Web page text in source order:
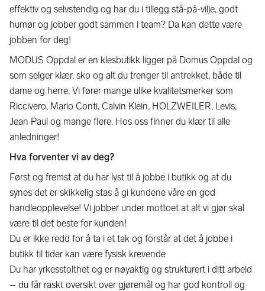
effektiv og selvstendig og har du i tillegg stå-på-vilje, godt
humør og jobber godt sammen i team? Da kan dette være
jobben for deg!
MODUS Oppdal er en klesbutikk ligger på Domus Oppdal og
som selger klær, sko og alt du trenger til antrekket, både til
dame og herre. Vi fører mange ulike kvalitetsmerker som
Riccivero, Mario Conti, Calvin Klein, HOLZWEILER, Levis,
Jean Paul og mange flere. Hos oss finner du klær til alle
anledninger!
Hva forventer vi av deg?
Først og fremst at du har lyst til å jobbe i butikk og at du
synes det er skikkelig stas å gi kundene våre en god
handleopplevelse! Vi jobber under mottoet at alt vi gjør skal
være til det beste for kunden!
Du er ikke redd for å ta i et tak og forstår at det å jobbe i
butikk til tider kan være fysisk krevende
Du har yrkesstolthet og er nøyaktig og strukturert i ditt arbeid
– du får raskt oversikt over gjøremål og har god kontroll og